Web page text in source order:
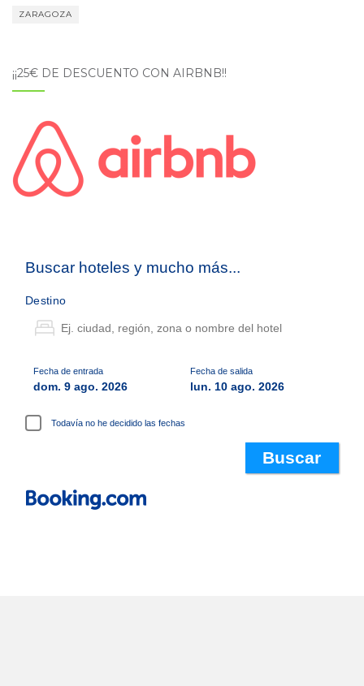
ZARAGOZA
¡¡25€ DE DESCUENTO CON AIRBNB!!
Buscar hoteles y mucho más...
Destino
Fecha de entrada
dom. 9 ago. 2026
Fecha de salida
lun. 10 ago. 2026
Todavía no he decidido las fechas